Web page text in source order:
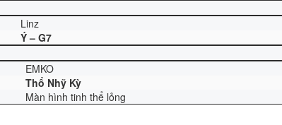
Linz
Ý – G7
EMKO
Thổ Nhỹ Kỳ
Màn hình tinh thể lỏng